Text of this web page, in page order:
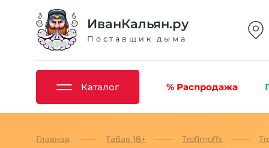
ИванКальян.ру
Поставщик дыма
Каталог % Распродажа
Главная Табак 18+ Trofimoffs